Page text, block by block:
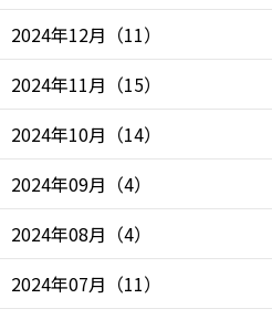
2024年12月 （11）
2024年11月 （15）
2024年10月 （14）
2024年09月 （4）
2024年08月 （4）
2024年07月 （11）